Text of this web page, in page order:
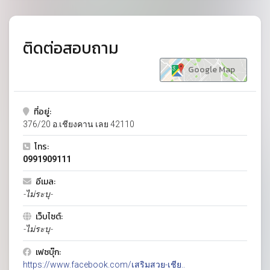
ติดต่อสอบถาม
Google Map
ที่อยู่:
376/20 อ.เชียงคาน เลย 42110
โทร:
0991909111
อีเมล:
-ไม่ระบุ-
เว็บไซต์:
-ไม่ระบุ-
เฟซบุ๊ก:
https://www.facebook.com/เสริมสวย-เชีย..